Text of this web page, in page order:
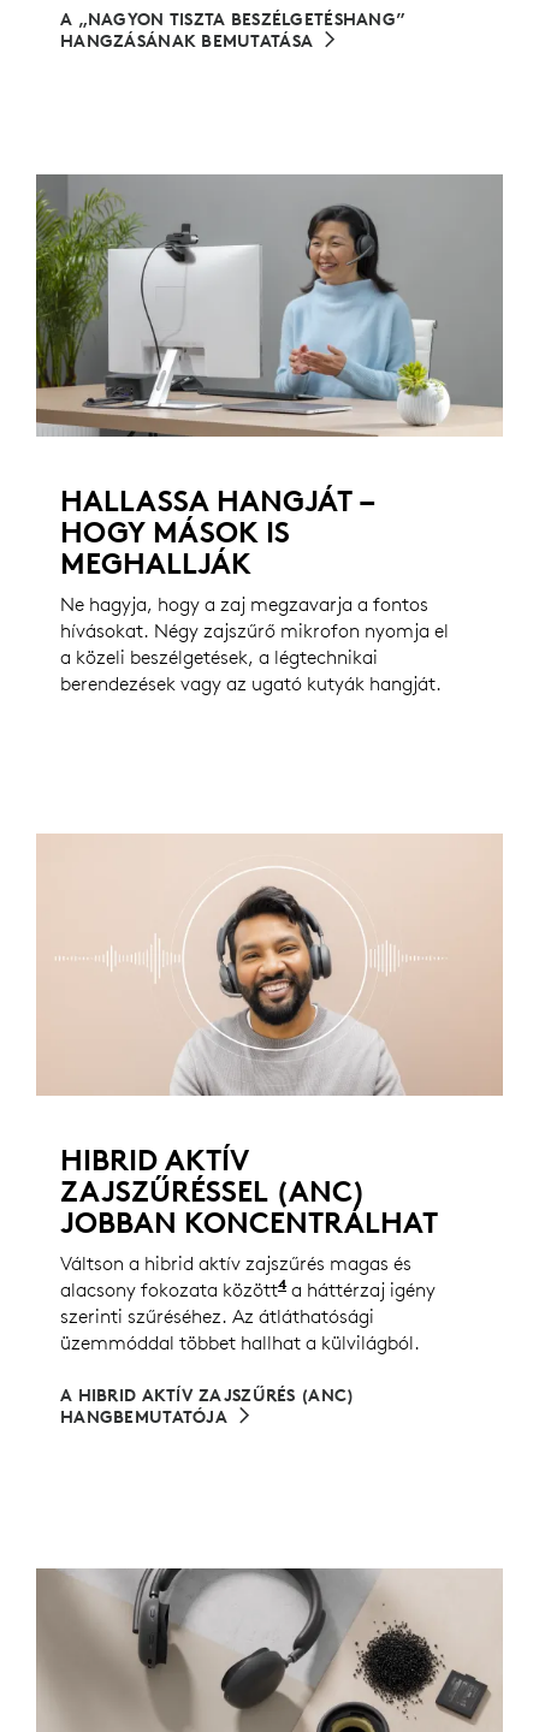
A „NAGYON TISZTA BESZÉLGETÉSHANG”
HANGZÁSÁNAK BEMUTATÁSA
HALLASSA HANGJÁT –
HOGY MÁSOK IS
MEGHALLJÁK
Ne hagyja, hogy a zaj megzavarja a fontos
hívásokat. Négy zajszűrő mikrofon nyomja el
a közeli beszélgetések, a légtechnikai
berendezések vagy az ugató kutyák hangját.
HIBRID AKTÍV
ZAJSZŰRÉSSEL (ANC)
JOBBAN KONCENTRÁLHAT
Váltson a hibrid aktív zajszűrés magas és
alacsony fokozata között4Az aktív zajszűrés
a háttérzaj igény
szerinti szűréséhez. Az átláthatósági
üzemmóddal többet hallhat a külvilágból.
A HIBRID AKTÍV ZAJSZŰRÉS (ANC)
HANGBEMUTATÓJA